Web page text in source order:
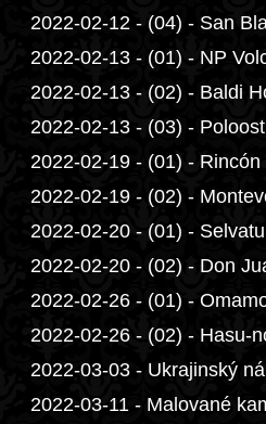
2022-02-12 - (04) - San
2022-02-13 - (01) - NP
2022-02-13 - (02) - Baldi
2022-02-13 - (03) -
2022-02-19 - (01) -
2022-02-19 - (02) -
2022-02-20 - (01) -
2022-02-20 - (02) - Don
2022-02-26 - (01) -
2022-02-26 - (02) - Hasu-
2022-03-03 - Ukrajinský
2022-03-11 - Malované